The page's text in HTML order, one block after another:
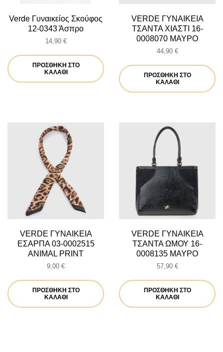
Verde Γυναικείος Σκούφος
12-0343 Άσπρο
14,90 €
ΠΡΟΣΘΉΚΗ ΣΤΟ
ΚΑΛΆΘΙ
VERDE ΓΥΝΑΙΚΕΙΑ
ΤΣΑΝΤΑ ΧΙΑΣΤΙ 16-
0008070 ΜΑΥΡΟ
44,90 €
ΠΡΟΣΘΉΚΗ ΣΤΟ
ΚΑΛΆΘΙ
VERDE ΓΥΝΑΙΚΕΙΑ
ΕΣΑΡΠΑ 03-0002515
ANIMAL PRINT
9,00 €
ΠΡΟΣΘΉΚΗ ΣΤΟ
ΚΑΛΆΘΙ
VERDE ΓΥΝΑΙΚΕΙΑ
ΤΣΑΝΤΑ ΩΜΟΥ 16-
0008135 ΜΑΥΡΟ
57,90 €
ΠΡΟΣΘΉΚΗ ΣΤΟ
ΚΑΛΆΘΙ